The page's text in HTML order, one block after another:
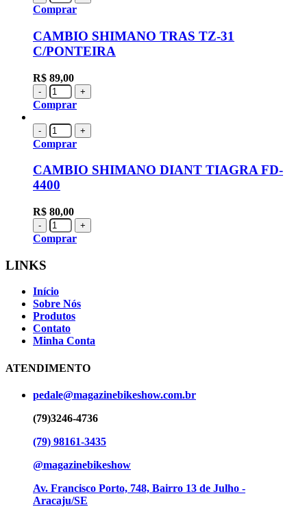
Comprar
CAMBIO SHIMANO TRAS TZ-31
C/PONTEIRA
R$ 89,00
- +
Comprar
- +
Comprar
CAMBIO SHIMANO DIANT TIAGRA FD-
4400
R$ 80,00
- +
Comprar
LINKS
Início
Sobre Nós
Produtos
Contato
Minha Conta
ATENDIMENTO
pedale@magazinebikeshow.com.br
(79)3246-4736
(79) 98161-3435
@magazinebikeshow
⁠Av. Francisco Porto, 748, Bairro 13 de Julho -
Aracaju/SE